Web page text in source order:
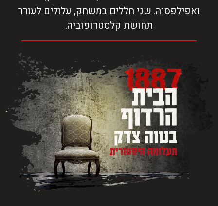
ואפילפסיה. שני חללים במשחק, עלולים לעורר
תחושת קלסטרופוביה.